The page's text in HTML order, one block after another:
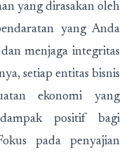
yang dirasakan oleh
yang Anda
menjaga integritas
setiap entitas bisnis
ekonomi yang
positif bagi
pada penyajian